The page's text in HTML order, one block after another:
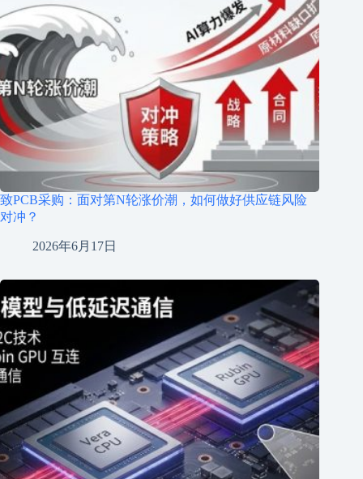
致PCB采购：面对第N轮涨价潮，如何做好供应链风险
对冲？
2026年6月17日